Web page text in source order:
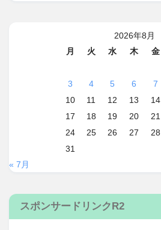
2026年8月
月
火 水 木 金
3
4 5 6 7
10
11 12 13 14
17
18 19 20 21
24
25 26 27 28
31
« 7月
スポンサードリンクR2